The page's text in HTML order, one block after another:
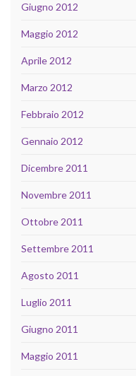
Giugno 2012
Maggio 2012
Aprile 2012
Marzo 2012
Febbraio 2012
Gennaio 2012
Dicembre 2011
Novembre 2011
Ottobre 2011
Settembre 2011
Agosto 2011
Luglio 2011
Giugno 2011
Maggio 2011